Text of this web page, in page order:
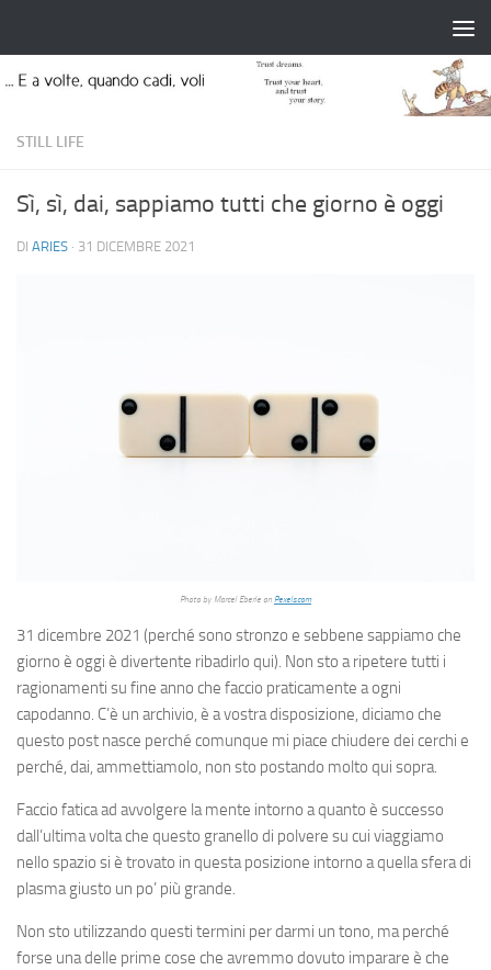
STILL LIFE
Sì, sì, dai, sappiamo tutti che giorno è oggi
DI ARIES · 31 DICEMBRE 2021
Photo by Marcel Eberle on Pexels.com
31 dicembre 2021 (perché sono stronzo e sebbene sappiamo che
giorno è oggi è divertente ribadirlo qui). Non sto a ripetere tutti i
ragionamenti su fine anno che faccio praticamente a ogni
capodanno. C’è un archivio, è a vostra disposizione, diciamo che
questo post nasce perché comunque mi piace chiudere dei cerchi e
perché, dai, ammettiamolo, non sto postando molto qui sopra.
Faccio fatica ad avvolgere la mente intorno a quanto è successo
dall’ultima volta che questo granello di polvere su cui viaggiamo
nello spazio si è trovato in questa posizione intorno a quella sfera di
plasma giusto un po’ più grande.
Non sto utilizzando questi termini per darmi un tono, ma perché
forse una delle prime cose che avremmo dovuto imparare è che